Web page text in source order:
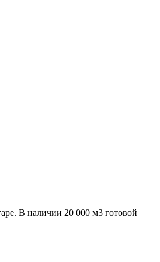
В наличии 20 000 м3 готовой